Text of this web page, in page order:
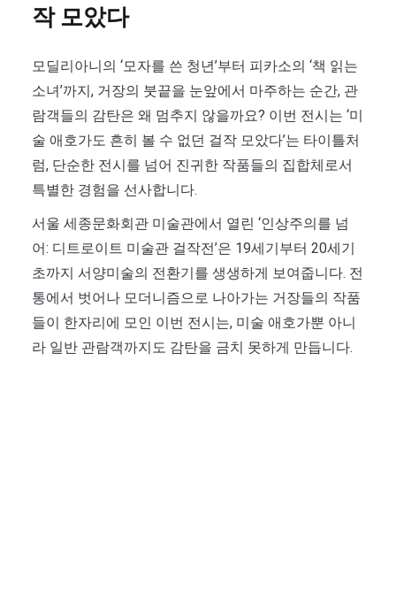
작 모았다
모딜리아니의 ‘모자를 쓴 청년’부터 피카소의 ‘책 읽는
소녀’까지, 거장의 붓끝을 눈앞에서 마주하는 순간, 관
람객들의 감탄은 왜 멈추지 않을까요? 이번 전시는 ‘미
술 애호가도 흔히 볼 수 없던 걸작 모았다’는 타이틀처
럼, 단순한 전시를 넘어 진귀한 작품들의 집합체로서
특별한 경험을 선사합니다.
서울 세종문화회관 미술관에서 열린 ‘인상주의를 넘
어: 디트로이트 미술관 걸작전’은 19세기부터 20세기
초까지 서양미술의 전환기를 생생하게 보여줍니다. 전
통에서 벗어나 모더니즘으로 나아가는 거장들의 작품
들이 한자리에 모인 이번 전시는, 미술 애호가뿐 아니
라 일반 관람객까지도 감탄을 금치 못하게 만듭니다.